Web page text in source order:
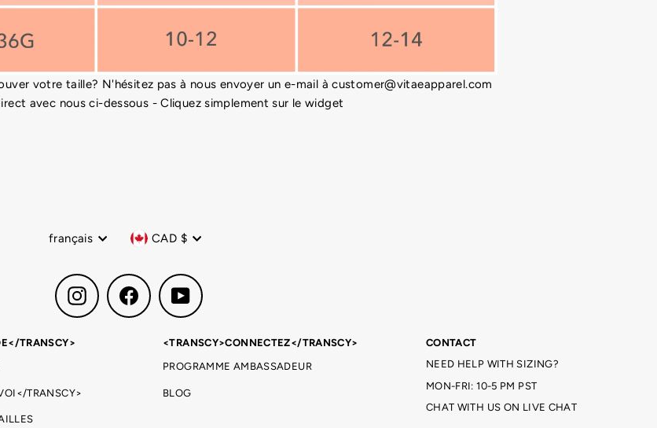
votre taille? N'hésitez pas à nous envoyer un e-mail à customer@vitaeapparel.com
avec nous ci-dessous - Cliquez simplement sur le widget
Langue
français Devise
CAD $
Instagram Facebook YouTube
TRANSCY>
TRANSCY>
<TRANSCY>CONNECTEZ</TRANSCY>
PROGRAMME AMBASSADEUR
BLOG
CONTACT
NEED HELP WITH SIZING?
MON-FRI: 10-5 PM PST
CHAT WITH US ON LIVE CHAT